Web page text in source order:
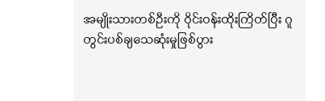
အမျိုးသားတစ်ဦးကို ဝိုင်းဝန်းထိုးကြိတ်ပြီး ဂူ
တွင်းပစ်ချသေဆုံးမှုဖြစ်ပွား